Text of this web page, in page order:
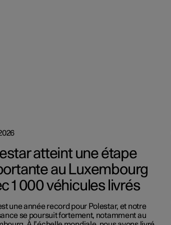
atteint une étape
au Luxembourg
1 000 véhicules livrés
une année record pour Polestar, et notre
se poursuit fortement, notamment au